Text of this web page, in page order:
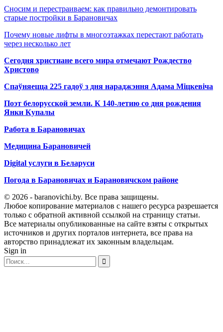
Сносим и перестраиваем: как правильно демонтировать
старые постройки в Барановичах
Почему новые лифты в многоэтажках перестают работать
через несколько лет
Сегодня христиане всего мира отмечают Рождество
Христово
Спаўняецца 225 гадоў з дня нараджэння Адама Міцкевіча
Поэт белорусской земли. К 140-летию со дня рождения
Янки Купалы
Работа в Барановичах
Медицина Барановичей
Digital услуги в Беларуси
Погода в Барановичах и Барановичском районе
© 2026 - baranovichi.by. Все права защищены.
Любое копирование материалов с нашего ресурса разрешается
только с обратной активной ссылкой на страницу статьи.
Все материалы опубликованные на сайте взяты с открытых
источников и других порталов интернета, все права на
авторство принадлежат их законным владельцам.
Sign in